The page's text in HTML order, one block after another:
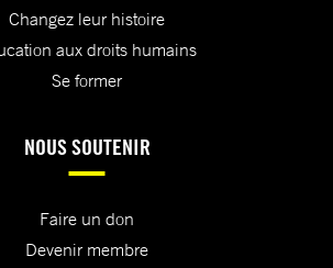
Changez leur histoire
aux droits humains
Se former
NOUS SOUTENIR
Faire un don
Devenir membre